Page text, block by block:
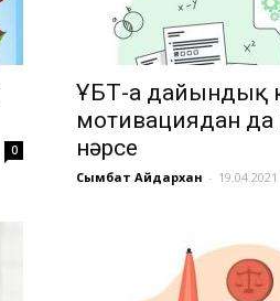
0
ҰБТ-ға дайындық
мотивациядан
нәрсе
Сымбат Айдархан - 19.04.2021